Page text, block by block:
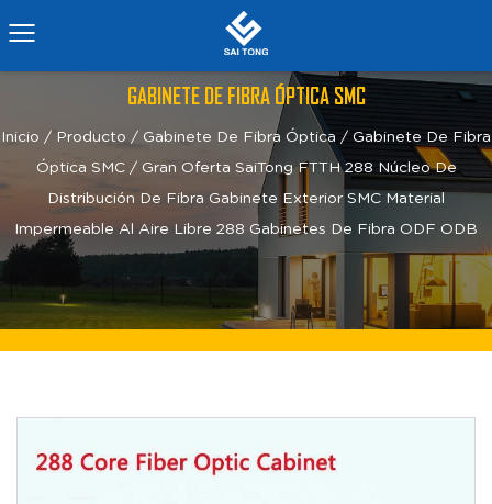
GABINETE DE FIBRA ÓPTICA SMC
Inicio / Producto / Gabinete De Fibra Óptica / Gabinete De Fibra
Óptica SMC/ Gran Oferta SaiTong FTTH 288 Núcleo De
Distribución De Fibra Gabinete Exterior SMC Material
Impermeable Al Aire Libre 288 Gabinetes De Fibra ODF ODB